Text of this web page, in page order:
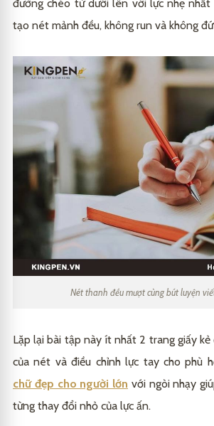
đường chéo từ dưới lên với lực nhẹ
tạo nét mảnh đều, không run và không
Nét thanh đều mượt cùng bút luyện
Lặp lại bài tập này ít nhất 2 trang giấy
của nét và điều chỉnh lực tay cho phù
chữ đẹp cho người lớn với ngòi nhạy
từng thay đổi nhỏ của lực ấn.